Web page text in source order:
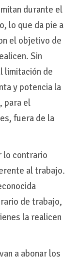
durante el
lo que da pie a
el objetivo de
Sin
limitación de
y potencia la
para el
fuera de la
lo contrario
al trabajo.
de trabajo,
la realicen
a abonar los